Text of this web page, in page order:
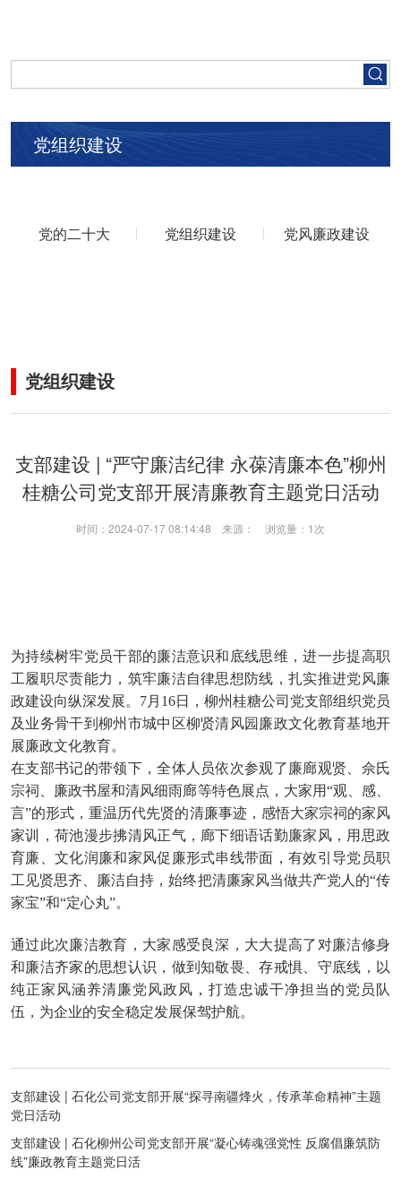
人才招聘
党组织建设
党的二十大 党组织建设 党风廉政建设
党组织建设
支部建设 | “严守廉洁纪律 永葆清廉本色”柳州
桂糖公司党支部开展清廉教育主题党日活动
时间：2024-07-17 08:14:48 来源： 浏览量： 1次
为持续树牢党员干部的廉洁意识和底线思维，进一步提高职
工履职尽责能力，筑牢廉洁自律思想防线，扎实推进党风廉
政建设向纵深发展。7月16日，柳州桂糖公司党支部组织党员
及业务骨干到柳州市城中区柳贤清风园廉政文化教育基地开
展廉政文化教育。
在支部书记的带领下，全体人员依次参观了廉廊观贤、佘氏
宗祠、廉政书屋和清风细雨廊等特色展点，大家用“观、感、
言”的形式，重温历代先贤的清廉事迹，感悟大家宗祠的家风
家训，荷池漫步拂清风正气，廊下细语话勤廉家风，用思政
育廉、文化润廉和家风促廉形式串线带面，有效引导党员职
工见贤思齐、廉洁自持，始终把清廉家风当做共产党人的“传
家宝”和“定心丸”。
通过此次廉洁教育，大家感受良深，大大提高了对廉洁修身
和廉洁齐家的思想认识，做到知敬畏、存戒惧、守底线，以
纯正家风涵养清廉党风政风，打造忠诚干净担当的党员队
伍，为企业的安全稳定发展保驾护航。
支部建设 | 石化公司党支部开展“探寻南疆烽火，传承革命精神”主题
党日活动
支部建设 | 石化柳州公司党支部开展“凝心铸魂强党性 反腐倡廉筑防
线”廉政教育主题党日活